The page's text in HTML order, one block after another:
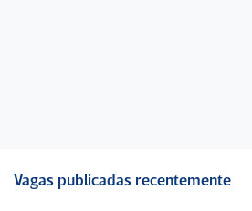
Vagas publicadas recentemente